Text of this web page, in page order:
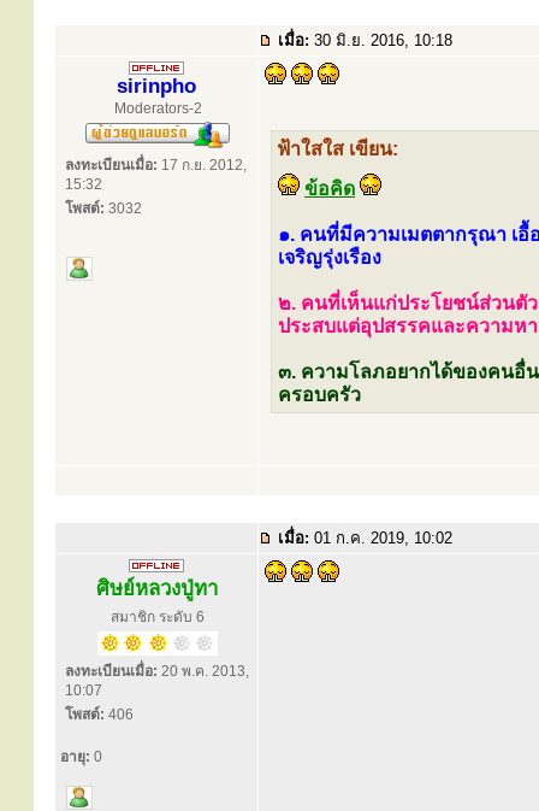
เมื่อ: 30 มิ.ย. 2016, 10:18
sirinpho
Moderators-2
ลงทะเบียนเมื่อ: 17 ก.ย. 2012,
15:32
โพสต์: 3032
ฟ้าใสใส เขียน:
ข้อคิด
๑. คนที่มีความเมตตากรุณา เอื้
เจริญรุ่งเรือง
๒. คนที่เห็นแก่ประโยชน์ส่วนตัว
ประสบแต่อุปสรรคและความห
๓. ความโลภอยากได้ของคนอื่
ครอบครัว
เมื่อ: 01 ก.ค. 2019, 10:02
ศิษย์หลวงปู่ทา
สมาชิก ระดับ 6
ลงทะเบียนเมื่อ: 20 พ.ค. 2013,
10:07
โพสต์: 406
อายุ: 0